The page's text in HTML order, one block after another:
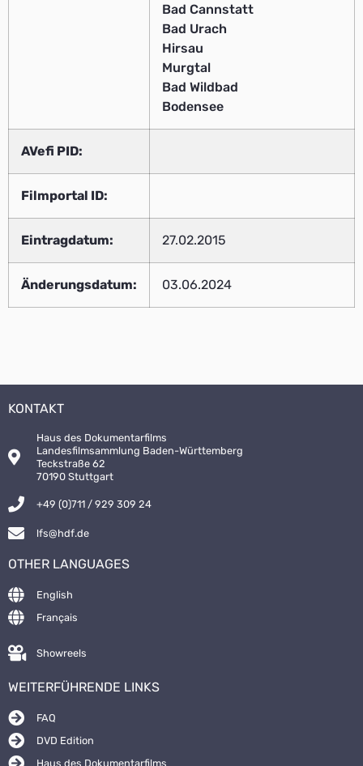
Bad Cannstatt
Bad Urach
Hirsau
Murgtal
Bad Wildbad
Bodensee
AVefi PID:
Filmportal ID:
Eintragdatum: 27.02.2015
Änderungsdatum: 03.06.2024
KONTAKT
Haus des Dokumentarfilms
Landesfilmsammlung Baden-Württemberg
Teckstraße 62
70190 Stuttgart
+49 (0)711 / 929 309 24
lfs@hdf.de
OTHER LANGUAGES
English
Français
Showreels
WEITERFÜHRENDE LINKS
FAQ
DVD Edition
Haus des Dokumentarfilms